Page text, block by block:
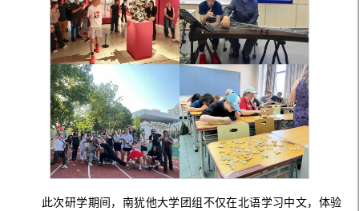
此次研学期间，南犹他大学团组不仅在北语学习中文，体验